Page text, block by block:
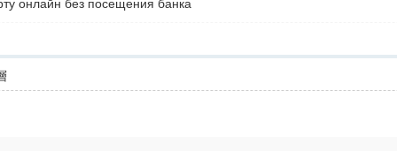
онлайн без посещения банка